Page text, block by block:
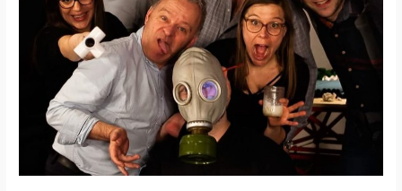
Survivrez-
aventure
post-
apocalyptique?
Découvrez